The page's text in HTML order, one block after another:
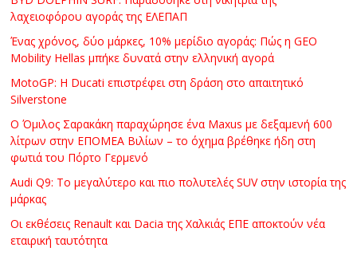
R
E
λαχειοφόρου αγοράς της ΕΛΕΠΑΠ
Ένας χρόνος, δύο μάρκες, 10% μερίδιο αγοράς: Πώς η GEO
Mobility Hellas μπήκε δυνατά στην ελληνική αγορά
MotoGP: Η Ducati επιστρέφει στη δράση στο απαιτητικό
Silverstone
Ο Όμιλος Σαρακάκη παραχώρησε ένα Maxus με δεξαμενή 600
λίτρων στην ΕΠΟΜΕΑ Βιλίων – το όχημα βρέθηκε ήδη στη
φωτιά του Πόρτο Γερμενό
Audi Q9: Το μεγαλύτερο και πιο πολυτελές SUV στην ιστορία της
μάρκας
Οι εκθέσεις Renault και Dacia της Χαλκιάς ΕΠΕ αποκτούν νέα
εταιρική ταυτότητα